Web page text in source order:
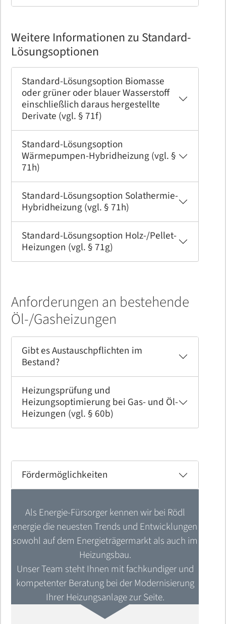
Weitere Informationen zu Standard-
Lösungsoptionen
Standard-Lösungsoption Biomasse
oder grüner oder blauer Wasserstoff
einschließlich daraus hergestellte
Derivate (vgl. § 71f)
Standard-Lösungsoption
Wärmepumpen-Hybridheizung (vgl. §
71h)
Standard-Lösungsoption Solathermie-
Hybridheizung (vgl. § 71h)
Standard-Lösungsoption Holz-/Pellet-
Heizungen (vgl. § 71g)
Anforderungen an bestehende
Öl-/Gasheizungen
Gibt es Austauschpflichten im
Bestand?
Heizungsprüfung und
Heizungsoptimierung bei Gas- und Öl-
Heizungen (vgl. § 60b)
Fördermöglichkeiten
Als Energie-Fürsorger kennen wir bei Rödl
energie die neuesten Trends und Entwicklungen
sowohl auf dem Energieträgermarkt als auch im
Heizungsbau.
Unser Team steht Ihnen mit fachkundiger und
kompetenter Beratung bei der Modernisierung
Ihrer Heizungsanlage zur Seite.